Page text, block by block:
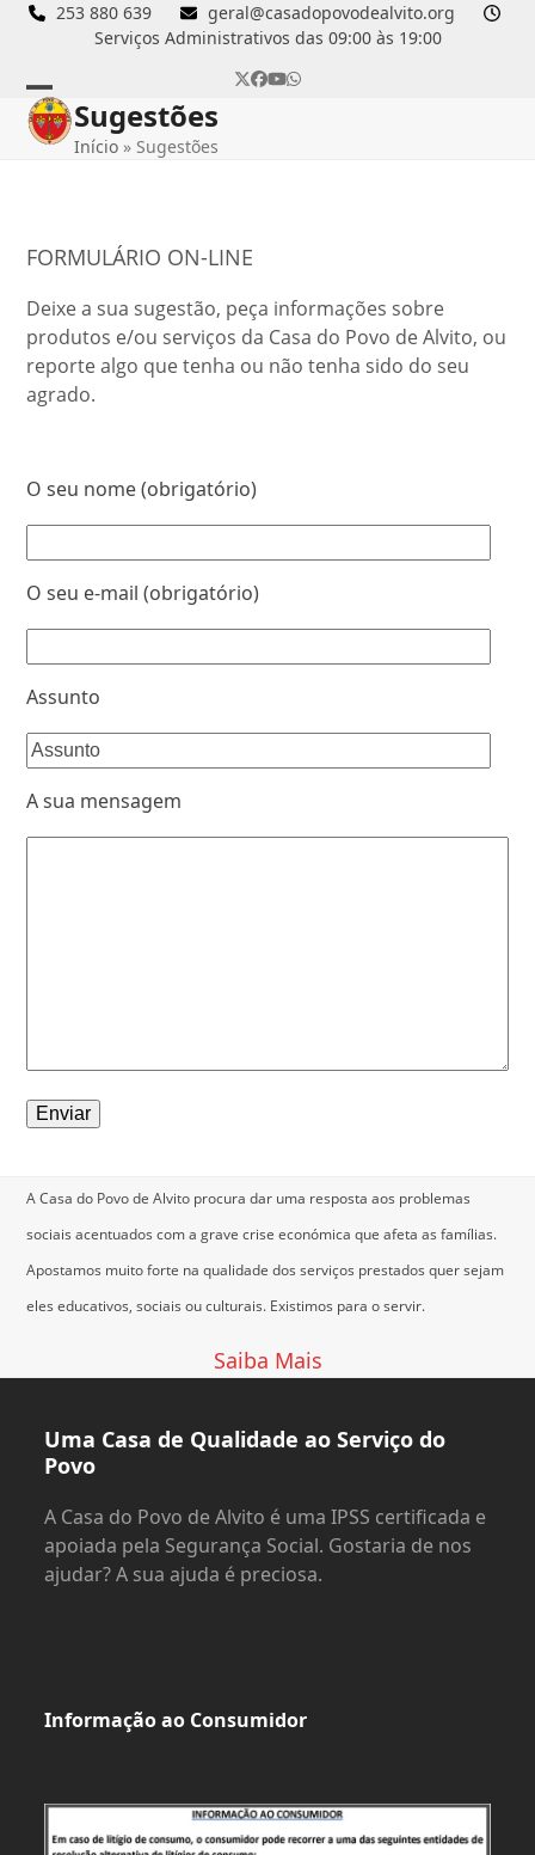
Skip
253 880 639
geral@casadopovodealvito.org
Serviços Administrativos das 09:00 às 19:00
Twitter
Facebook
YouTube
Whatsapp
Open
mobile
Close
mobile
Sugestões
Início » Sugestões
FORMULÁRIO ON-LINE
Deixe a sua sugestão, peça informações sobre
produtos e/ou serviços da Casa do Povo de Alvito, ou
reporte algo que tenha ou não tenha sido do seu
agrado.
O seu nome (obrigatório)
O seu e-mail (obrigatório)
Assunto
A sua mensagem
A Casa do Povo de Alvito procura dar uma resposta aos problemas
sociais acentuados com a grave crise económica que afeta as famílias.
Apostamos muito forte na qualidade dos serviços prestados quer sejam
eles educativos, sociais ou culturais. Existimos para o servir.
Saiba Mais
Uma Casa de Qualidade ao Serviço do
Povo
A Casa do Povo de Alvito é uma IPSS certificada e
apoiada pela Segurança Social. Gostaria de nos
ajudar? A sua ajuda é preciosa.
Informação ao Consumidor